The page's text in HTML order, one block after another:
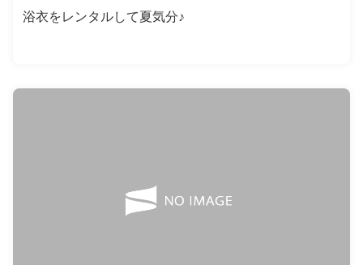
浴衣をレンタルして夏気分♪